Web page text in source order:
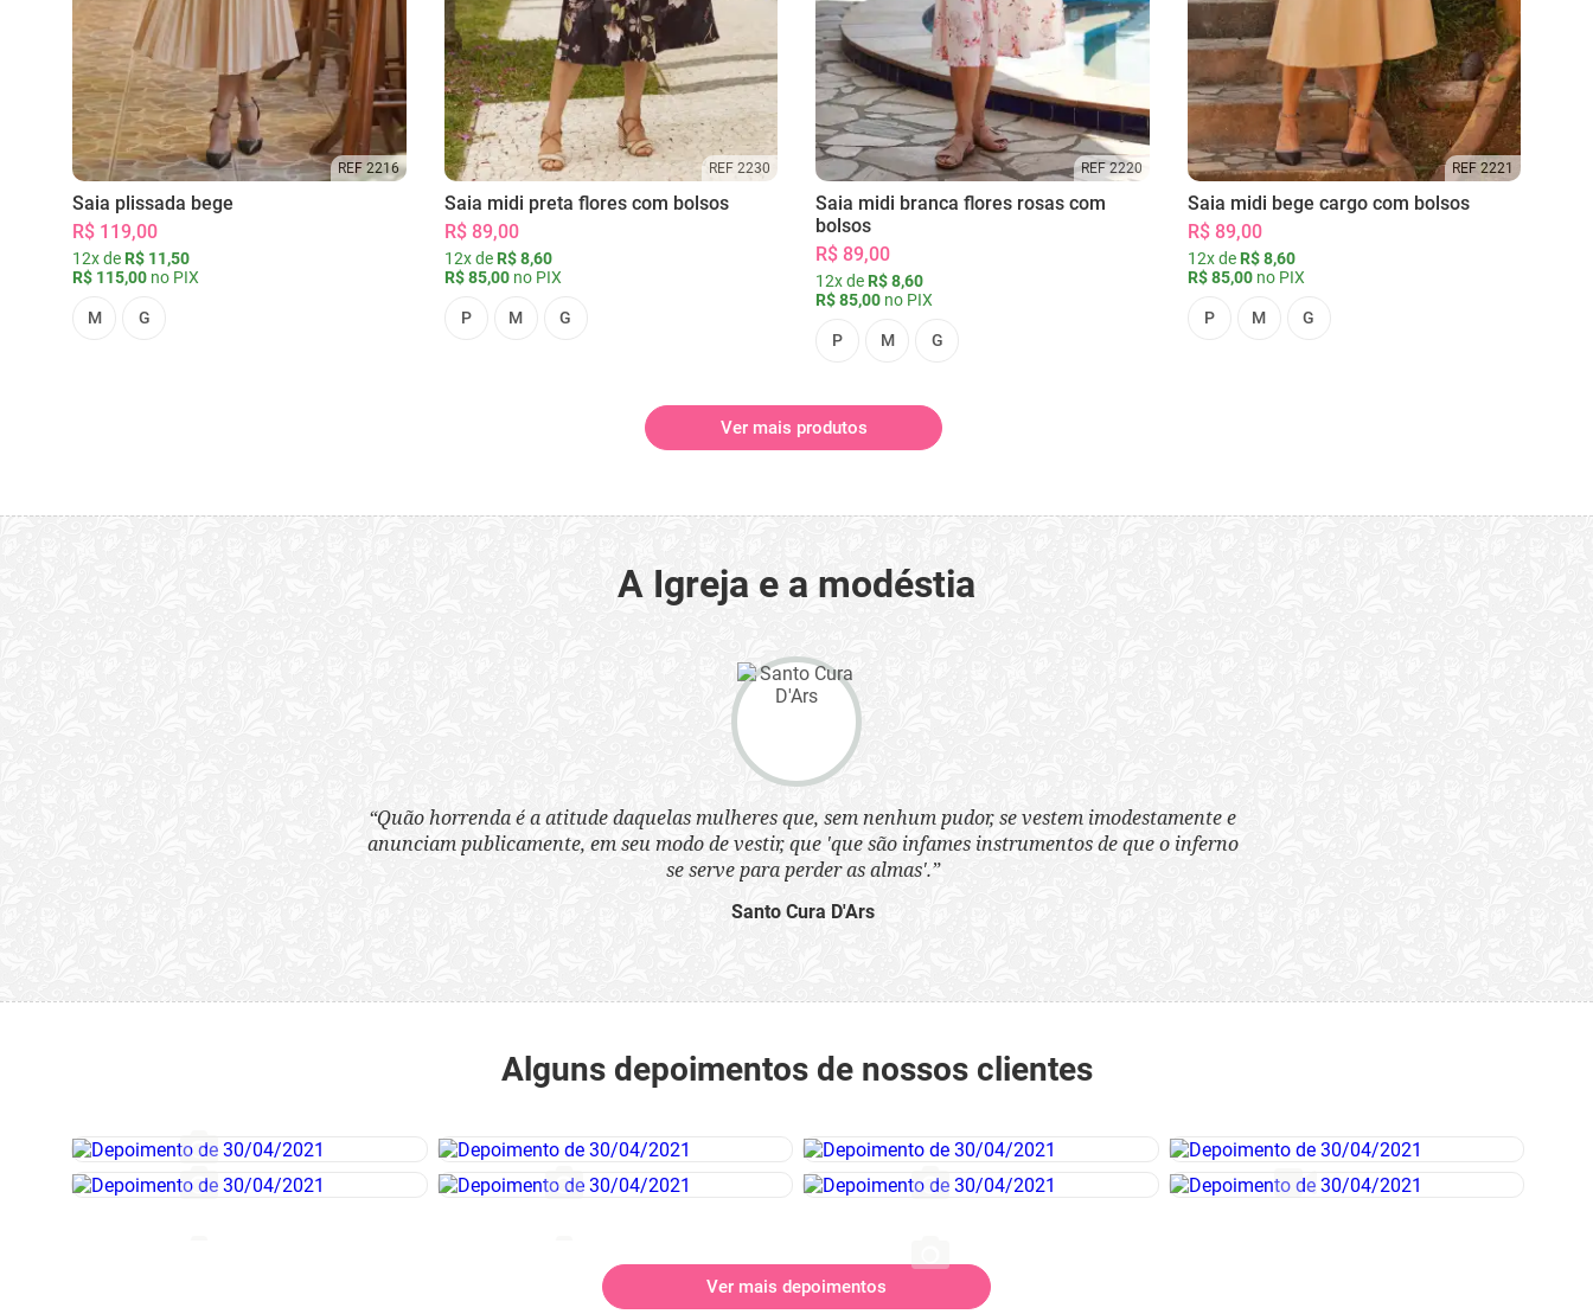
REF 2216
Saia plissada bege
R$ 119,00
12x de R$ 11,50
R$ 115,00 no PIX
M G
REF 2230
Saia midi preta flores com bolsos
R$ 89,00
12x de R$ 8,60
R$ 85,00no PIX
P M G
REF 2220
Saia midi branca flores rosas com
bolsos
R$ 89,00
12x de R$ 8,60
R$ 85,00 no PIX
P M G
REF 2221
Saia midi bege cargo com bolsos
R$ 89,00
12x de R$ 8,60
R$ 85,00no PIX
P M G
Ver mais produtos
A Igreja e a modéstia
“Quão horrenda é a atitude daquelas mulheres que, sem nenhum pudor, se vestem imodestamente e
anunciam publicamente, em seu modo de vestir, que 'que são infames instrumentos de que o inferno
se serve para perder as almas'.”
Santo Cura D'Ars
Alguns depoimentos de nossos clientes
Ver mais depoimentos